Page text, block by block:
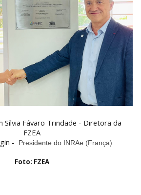
Sílvia Fávaro Trindade - Diretora da
FZEA
-
Presidente do INRAe (França)
Foto: FZEA